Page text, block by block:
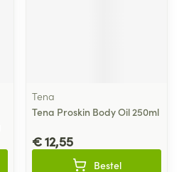
Tena
Tena Proskin Body Oil 250ml
€ 12,55
Bestel